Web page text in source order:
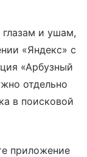
и ушам,
«Яндекс» с
«Арбузный
отдельно
в поисковой
приложение